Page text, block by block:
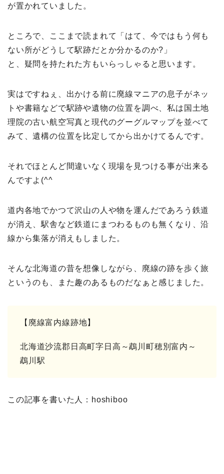
が置かれていました。
ところで、ここまで読まれて「はて、今ではもう何も
ない所がどうして駅跡だとか分かるのか?」
と、疑問を持たれた方もいらっしゃると思います。
実はですねぇ、出かける前に廃線マニアの息子がネッ
トや書籍などで駅跡や遺物の位置を調べ、私は国土地
理院の古い航空写真と現代のグーグルマップを並べて
みて、遺構の位置を比定してから出かけてるんです。
それでほとんど間違いなく現場を見つける事が出来る
んですよ(^^
道内各地でかつて沢山の人や物を運んだであろう鉄道
が消え、駅舎など鉄道にまつわるものも無くなり、沿
線から集落が消えもしました。
そんな北海道の昔を想像しながら、廃線の跡を歩く旅
というのも、また趣のあるものだなぁと感じました。
【廃線富内線跡地】
北海道沙流郡日高町字日高～鵡川町穂別富内～
鵡川駅
この記事を書いた人：hoshiboo